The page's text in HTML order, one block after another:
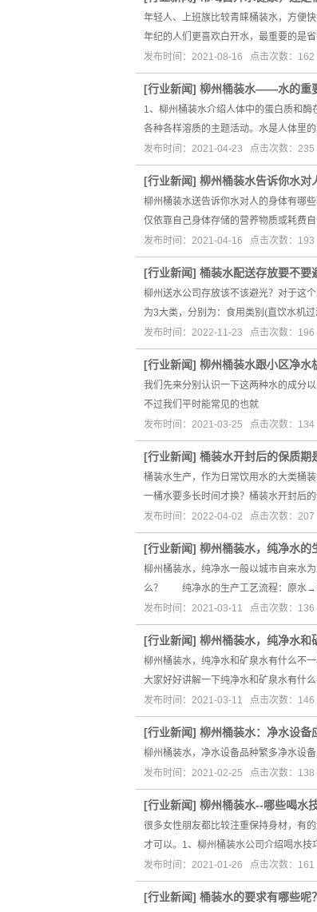
年轻人、上班族比较青睐桶装水，方便
年纪的人们更喜欢白开水，最重要的是
发布时间：2021-08-16 点击次数：162
[行业新闻] 柳州桶装水——水的重
1、柳州桶装水介绍人体中的蛋白质和
各种各样溶质的主题活动。水是人体里
发布时间：2021-04-23 点击次数：235
[行业新闻] 柳州桶装水告诉你水对
柳州桶装水送告诉你水对人的身体有哪
仅依靠自己身体存储的营养物质或耗费
发布时间：2021-04-16 点击次数：193
[行业新闻] 桶装水配送存放要不要
柳州送水公司存放该不该避光？对于这
为3大类，分别为：食用类别(直饮水机
发布时间：2022-11-23 点击次数：196
[行业新闻] 柳州桶装水跟小区净水
我们先来分别认识一下这两种水的成分
不过我们平时能常见的也就
发布时间：2021-03-25 点击次数：134
[行业新闻] 桶装水开封后的保质期
桶装水生产，作为日常饮用水的大类桶
一桶水要多长时间才换？桶装水开封后
发布时间：2022-04-02 点击次数：207
[行业新闻] 柳州桶装水，纯净水的
柳州桶装水，纯净水一般以城市自来水
么？ 纯净水的生产工艺流程：原水
发布时间：2021-03-11 点击次数：136
[行业新闻] 柳州桶装水，纯净水和
柳州桶装水，纯净水和矿泉水有什么不
大家好好讲解一下纯净水和矿泉水有
发布时间：2021-03-11 点击次数：146
[行业新闻] 柳州桶装水：净水设备
柳州桶装水，净水设备品种繁多净水设
发布时间：2021-02-25 点击次数：138
[行业新闻] 柳州桶装水--哪些喝水
很多女性朋友都比较注重保持身材，有
才可以。1、柳州桶装水公司介绍喝水
发布时间：2021-01-26 点击次数：161
[行业新闻] 桶装水的要求有哪些呢？